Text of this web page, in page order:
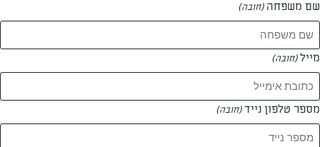
1 מתכונים
שם משפחה (חובה)
מייל(חובה)
מספר טלפון נייד(חובה)